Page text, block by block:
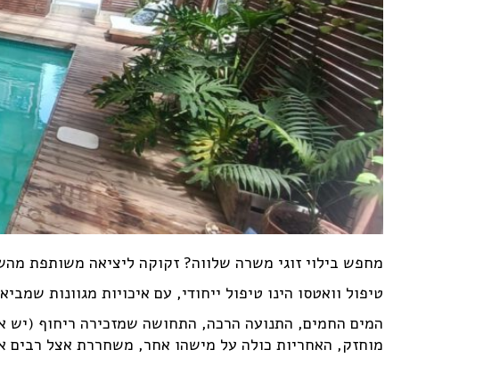
מחפש בילוי זוגי משרה שלווה? זקוקה ליציאה משותפת
טיפול וואטסו הינו טיפול ייחודי, עם איכויות מגוונות
המים החמים, התנועה הרכה, התחושה שמזכירה ריחוף (יש
מוחזק, האחריות כולה על מישהו אחר, משחררת אצל רבים